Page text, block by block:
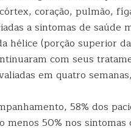
coração, pulmão,
a sintomas de
hélice (porção superior
com seus
em quatro
58% dos
menos 50% nos